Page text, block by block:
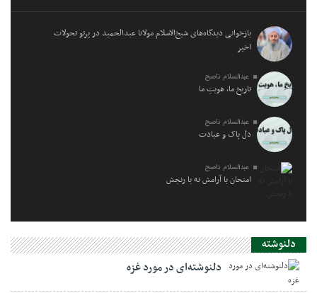
بازخوانی دیدگاه‌های شیخ‌الاسلام مولانا عبدالحمید در پرتو تحولات
اخیر
عبدالسلام ناصح
تاریخِ ما، هویتِ ما
عبدالسلام ناصح
دل پاک و عبادت
عبدالسلام ناصح
امتحان با آرامش نه با رنجش
دلنوشته
دلنوشته‌ای در مورد غزه